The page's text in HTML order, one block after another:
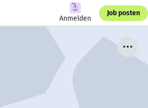
Anmelden
Job posten